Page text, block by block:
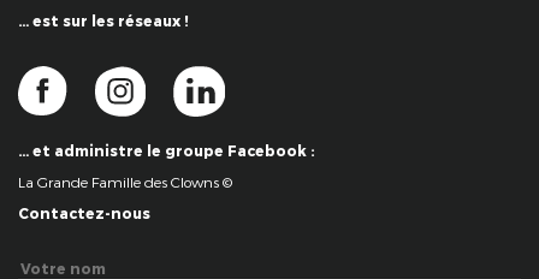
… est sur les réseaux !
… et administre le groupe Facebook :
La Grande Famille des Clowns ©
Contactez-nous